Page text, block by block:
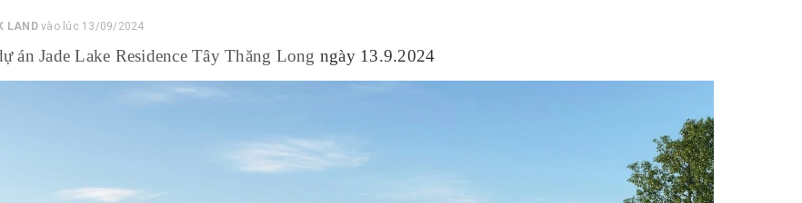
LANDvào lúc 13/09/2024
án Jade Lake Residence Tây Thăng Long ngày 13.9.2024